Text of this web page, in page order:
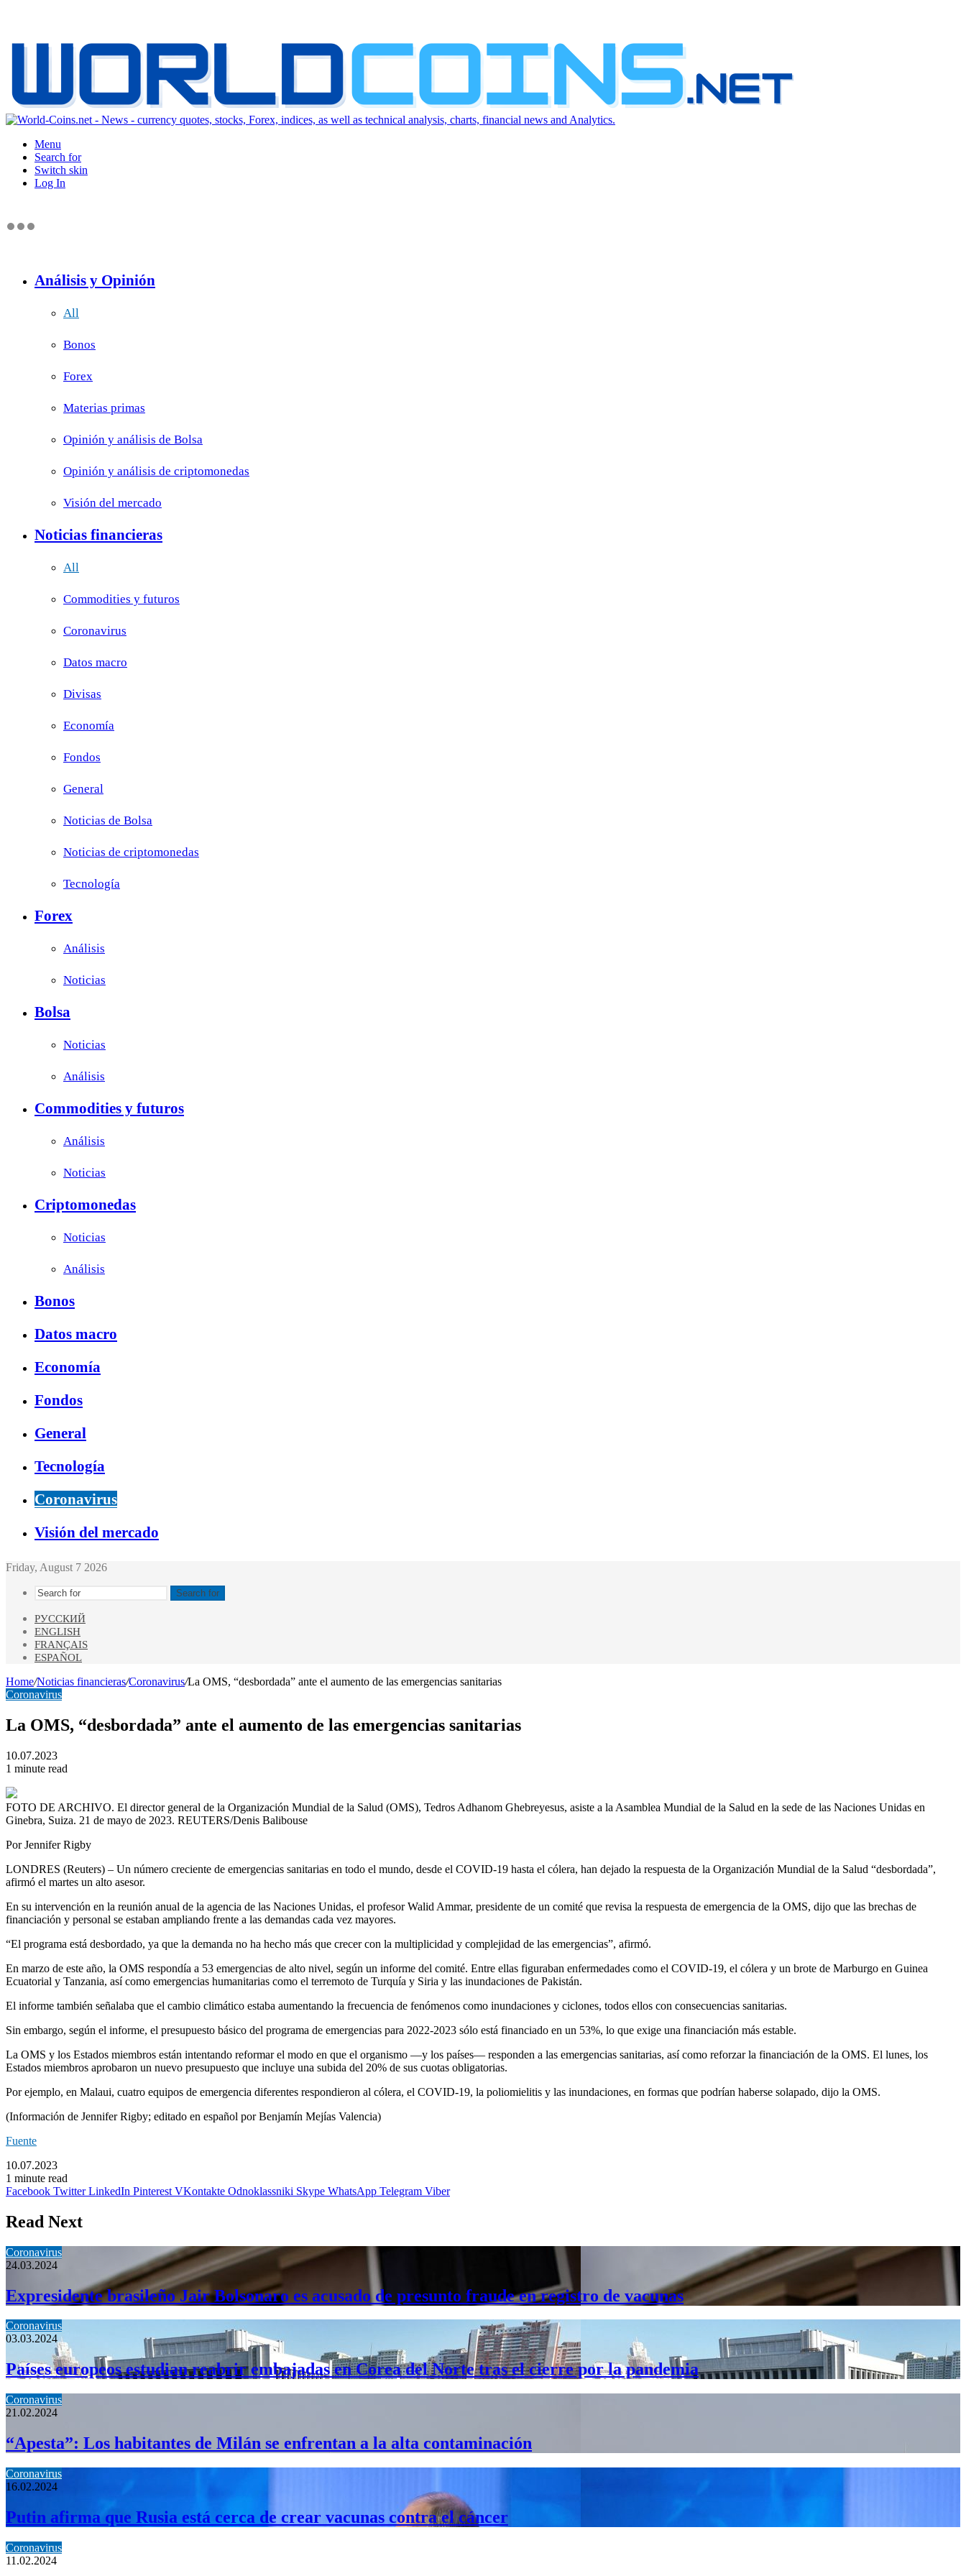
Menu
Search for
Switch skin
Log In
Análisis y Opinión
All
Bonos
Forex
Materias primas
Opinión y análisis de Bolsa
Opinión y análisis de criptomonedas
Visión del mercado
Noticias financieras
All
Commodities y futuros
Coronavirus
Datos macro
Divisas
Economía
Fondos
General
Noticias de Bolsa
Noticias de criptomonedas
Tecnología
Forex
Análisis
Noticias
Bolsa
Noticias
Análisis
Commodities y futuros
Análisis
Noticias
Criptomonedas
Noticias
Análisis
Bonos
Datos macro
Economía
Fondos
General
Tecnología
Coronavirus
Visión del mercado
Friday, August 7 2026
Search for
РУССКИЙ
ENGLISH
FRANÇAIS
ESPAÑOL
Home/Noticias financieras/Coronavirus/La OMS, “desbordada” ante el aumento de las emergencias sanitarias
Coronavirus
La OMS, “desbordada” ante el aumento de las emergencias sanitarias
10.07.2023
1 minute read
FOTO DE ARCHIVO. El director general de la Organización Mundial de la Salud (OMS), Tedros Adhanom Ghebreyesus, asiste a la Asamblea Mundial de la Salud en la sede de las Naciones Unidas en
Ginebra, Suiza. 21 de mayo de 2023. REUTERS/Denis Balibouse
Por Jennifer Rigby
LONDRES (Reuters) – Un número creciente de emergencias sanitarias en todo el mundo, desde el COVID-19 hasta el cólera, han dejado la respuesta de la Organización Mundial de la Salud “desbordada”,
afirmó el martes un alto asesor.
En su intervención en la reunión anual de la agencia de las Naciones Unidas, el profesor Walid Ammar, presidente de un comité que revisa la respuesta de emergencia de la OMS, dijo que las brechas de
financiación y personal se estaban ampliando frente a las demandas cada vez mayores.
“El programa está desbordado, ya que la demanda no ha hecho más que crecer con la multiplicidad y complejidad de las emergencias”, afirmó.
En marzo de este año, la OMS respondía a 53 emergencias de alto nivel, según un informe del comité. Entre ellas figuraban enfermedades como el COVID-19, el cólera y un brote de Marburgo en Guinea
Ecuatorial y Tanzania, así como emergencias humanitarias como el terremoto de Turquía y Siria y las inundaciones de Pakistán.
El informe también señalaba que el cambio climático estaba aumentando la frecuencia de fenómenos como inundaciones y ciclones, todos ellos con consecuencias sanitarias.
Sin embargo, según el informe, el presupuesto básico del programa de emergencias para 2022-2023 sólo está financiado en un 53%, lo que exige una financiación más estable.
La OMS y los Estados miembros están intentando reformar el modo en que el organismo —y los países— responden a las emergencias sanitarias, así como reforzar la financiación de la OMS. El lunes, los
Estados miembros aprobaron un nuevo presupuesto que incluye una subida del 20% de sus cuotas obligatorias.
Por ejemplo, en Malaui, cuatro equipos de emergencia diferentes respondieron al cólera, el COVID-19, la poliomielitis y las inundaciones, en formas que podrían haberse solapado, dijo la OMS.
(Información de Jennifer Rigby; editado en español por Benjamín Mejías Valencia)
Fuente
10.07.2023
1 minute read
Facebook Twitter LinkedIn Pinterest VKontakte Odnoklassniki Skype WhatsApp Telegram Viber
Read Next
Coronavirus
24.03.2024
Expresidente brasileño Jair Bolsonaro es acusado de presunto fraude en registro de vacunas
Coronavirus
03.03.2024
Países europeos estudian reabrir embajadas en Corea del Norte tras el cierre por la pandemia
Coronavirus
21.02.2024
“Apesta”: Los habitantes de Milán se enfrentan a la alta contaminación
Coronavirus
16.02.2024
Putin afirma que Rusia está cerca de crear vacunas contra el cáncer
Coronavirus
11.02.2024